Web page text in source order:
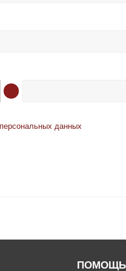
данных
ПОМОЩЬ